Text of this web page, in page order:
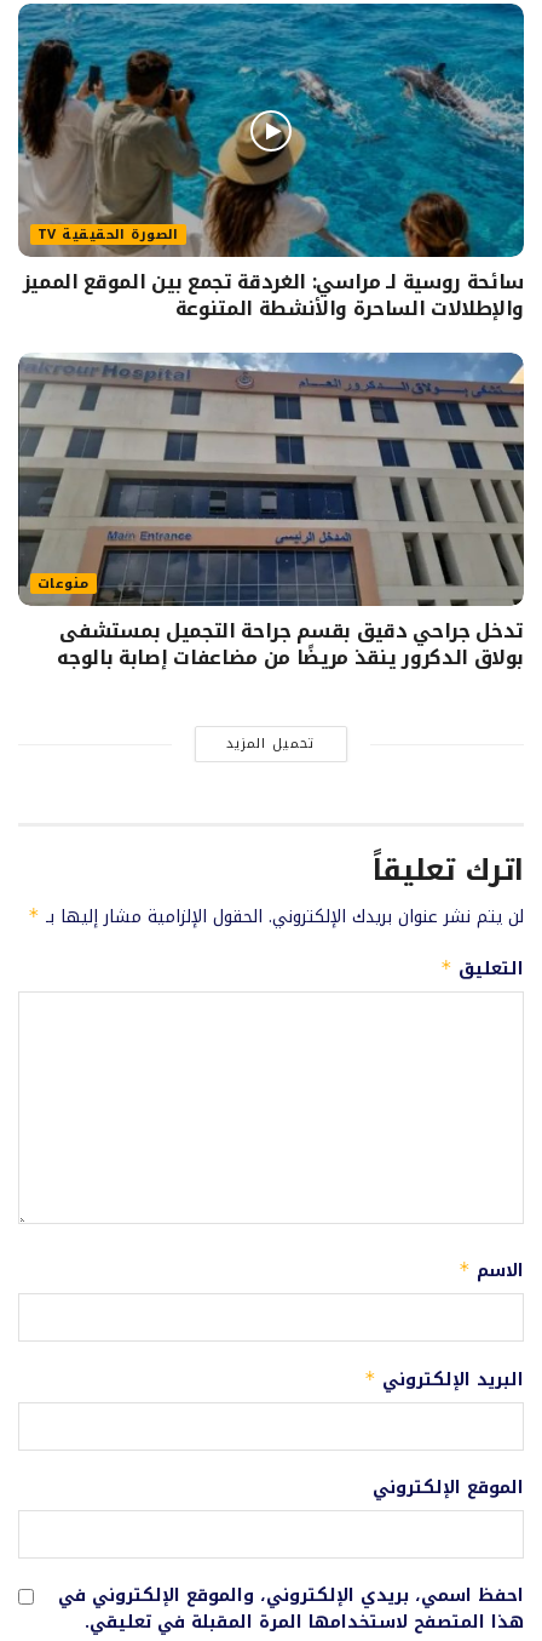
الصورة الحقيقية TV
سائحة روسية لـ مراسي: الغردقة تجمع بين الموقع المميز
والإطلالات الساحرة والأنشطة المتنوعة
منوعات
تدخل جراحي دقيق بقسم جراحة التجميل بمستشفى
بولاق الدكرور ينقذ مريضًا من مضاعفات إصابة بالوجه
تحميل المزيد
اترك تعليقاً
لن يتم نشر عنوان بريدك الإلكتروني. الحقول الإلزامية مشار إليها بـ *
التعليق *
الاسم *
البريد الإلكتروني *
الموقع الإلكتروني
احفظ اسمي، بريدي الإلكتروني، والموقع الإلكتروني في
هذا المتصفح لاستخدامها المرة المقبلة في تعليقي.